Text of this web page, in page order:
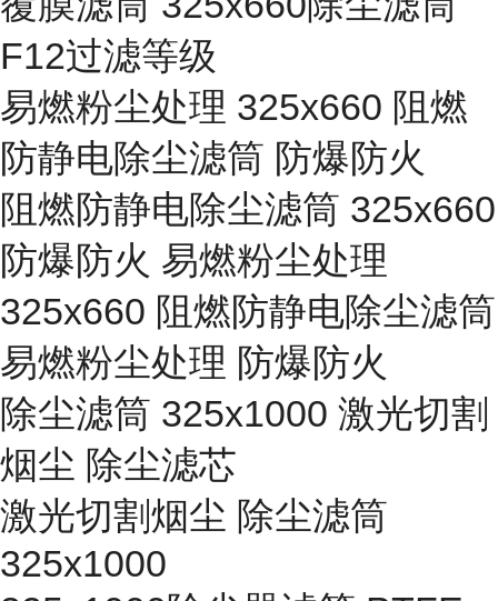
F12过滤等级
易燃粉尘处理 325x660 阻燃
防静电除尘滤筒 防爆防火
阻燃防静电除尘滤筒 325x660
防爆防火 易燃粉尘处理
325x660 阻燃防静电除尘滤筒
易燃粉尘处理 防爆防火
除尘滤筒 325x1000 激光切割
烟尘 除尘滤芯
激光切割烟尘 除尘滤筒
325x1000